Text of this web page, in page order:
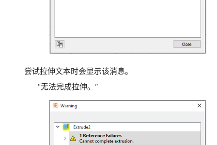
尝试拉伸文本时会显示该消息。
“无法完成拉伸。”